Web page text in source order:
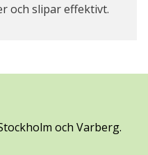
och slipar effektivt.
och Varberg.